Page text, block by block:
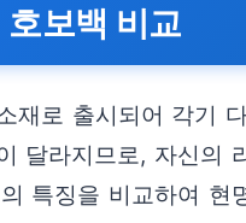
보백 비교
재로 출시되어 각기
달라지므로, 자신의
특징을 비교하여 현